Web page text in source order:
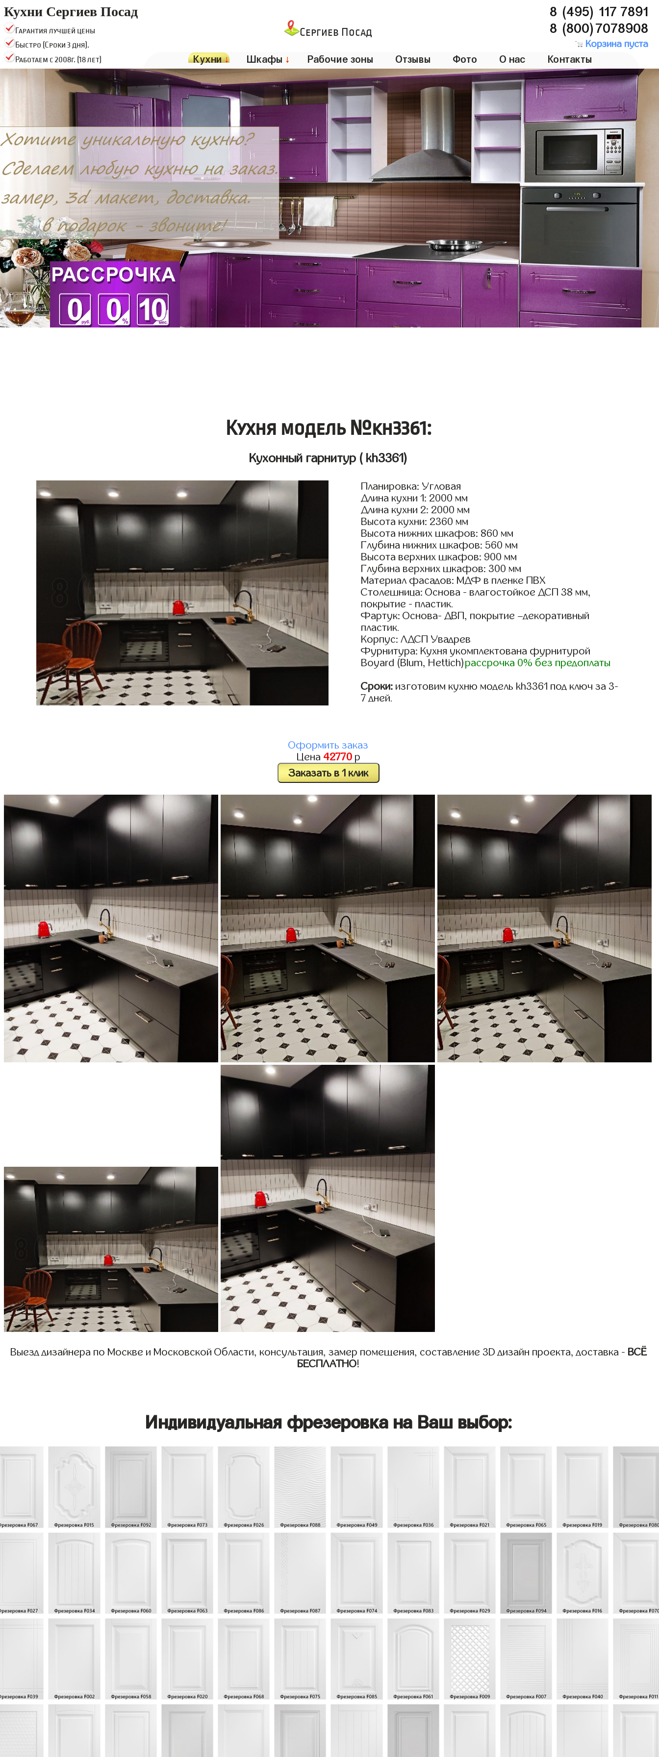
Кухни Сергиев Посад
Гарантия лучшей цены
Быстро (Сроки 3 дня).
Работаем с 2008г. (18 лет)
Сергиев Посад
8 (495) 117 7891
8 (800)7078908
Корзина пуста
Кухни↓ Шкафы ↓ Рабочие зоны Отзывы Фото О нас Контакты
Кухня модель №kh3361:
Кухонный гарнитур ( kh3361)
Планировка: Угловая
Длина кухни 1: 2000 мм
Длина кухни 2: 2000 мм
Высота кухни: 2360 мм
Высота нижних шкафов: 860 мм
Глубина нижних шкафов: 560 мм
Высота верхних шкафов: 900 мм
Глубина верхних шкафов: 300 мм
Материал фасадов: МДФ в пленке ПВХ
Столешница: Основа - влагостойкое ДСП 38 мм,
покрытие - пластик.
Фартук: Основа- ДВП, покрытие –декоративный
пластик.
Корпус: ЛДСП Увадрев
Фурнитура: Кухня укомплектована фурнитурой
Boyard (Blum, Hettich)рассрочка 0% без предоплаты
Сроки: изготовим кухню модель kh3361 под ключ за 3-
7 дней.
Оформить заказ
Цена 42770р
Заказать в 1 клик
Выезд дизайнера по Москве и Московской Области, консультация, замер помещения, составление 3D дизайн проекта, доставка - ВСЁ
БЕСПЛАТНО!
Индивидуальная фрезеровка на Ваш выбор: